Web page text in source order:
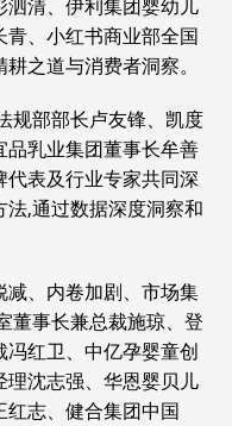
清、伊利集团婴幼儿
、小红书商业部全国
之道与消费者洞察。
规部部长卢友锋、凯度
乳业集团董事长牟善
表及行业专家共同深
,通过数据深度洞察和
、内卷加剧、市场集
董事长兼总裁施琼、登
红卫、中亿孕婴童创
沈志强、华恩婴贝儿
志、健合集团中国